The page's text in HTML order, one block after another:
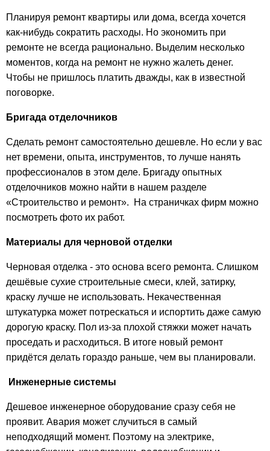
Планируя ремонт квартиры или дома, всегда хочется
как-нибудь сократить расходы. Но экономить при
ремонте не всегда рационально. Выделим несколько
моментов, когда на ремонт не нужно жалеть денег.
Чтобы не пришлось платить дважды, как в известной
поговорке.
Бригада отделочников
Сделать ремонт самостоятельно дешевле. Но если у вас
нет времени, опыта, инструментов, то лучше нанять
профессионалов в этом деле. Бригаду опытных
отделочников можно найти в нашем разделе
«Строительство и ремонт». На страничках фирм можно
посмотреть фото их работ.
Материалы для черновой отделки
Черновая отделка - это основа всего ремонта. Слишком
дешёвые сухие строительные смеси, клей, затирку,
краску лучше не использовать. Некачественная
штукатурка может потрескаться и испортить даже самую
дорогую краску. Пол из-за плохой стяжки может начать
проседать и расходиться. В итоге новый ремонт
придётся делать гораздо раньше, чем вы планировали.
Инженерные системы
Дешевое инженерное оборудование сразу себя не
проявит. Авария может случиться в самый
неподходящий момент. Поэтому на электрике,